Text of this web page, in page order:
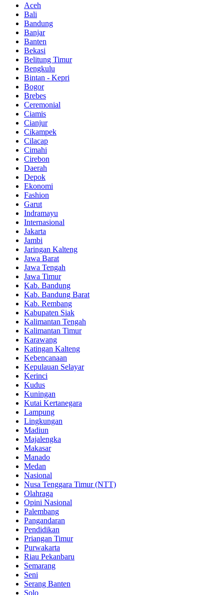
Aceh
Bali
Bandung
Banjar
Banten
Bekasi
Belitung Timur
Bengkulu
Bintan - Kepri
Bogor
Brebes
Ceremonial
Ciamis
Cianjur
Cikampek
Cilacap
Cimahi
Cirebon
Daerah
Depok
Ekonomi
Fashion
Garut
Indramayu
Internasional
Jakarta
Jambi
Jaringan Kalteng
Jawa Barat
Jawa Tengah
Jawa Timur
Kab. Bandung
Kab. Bandung Barat
Kab. Rembang
Kabupaten Siak
Kalimantan Tengah
Kalimantan Timur
Karawang
Katingan Kalteng
Kebencanaan
Kepulauan Selayar
Kerinci
Kudus
Kuningan
Kutai Kertanegara
Lampung
Lingkungan
Madiun
Majalengka
Makasar
Manado
Medan
Nasional
Nusa Tenggara Timur (NTT)
Olahraga
Opini Nasional
Palembang
Pangandaran
Pendidikan
Priangan Timur
Purwakarta
Riau Pekanbaru
Semarang
Seni
Serang Banten
Solo